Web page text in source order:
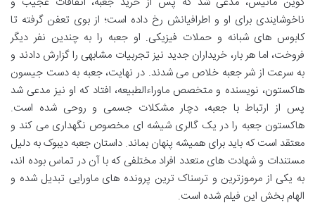
ناخوشایندی برای او و اطرافیانش رخ داده است؛ از بوی تعفن گرفته تا
کابوس های شبانه و حملات فیزیکی. او جعبه را به چندین نفر دیگر
فروخت، اما هر بار، خریداران جدید نیز تجربیات مشابهی را گزارش دادند و
به سرعت از شر جعبه خلاص می شدند. در نهایت، جعبه به دست جیسون
هاکستون، نویسنده و متخصص ماوراءالطبیعه، افتاد که او نیز مدعی شد
پس از ارتباط با جعبه، دچار مشکلات جسمی و روحی شده است.
هاکستون جعبه را در یک گالری شیشه ای مخصوص نگهداری می کند و
معتقد است که باید برای همیشه پنهان بماند. داستان جعبه دیبوک به دلیل
مستندات و شهادت های متعدد افراد مختلفی که با آن در تماس بوده اند،
به یکی از مرموزترین و ترسناک ترین پرونده های ماورایی تبدیل شده و
الهام بخش این فیلم شده است.